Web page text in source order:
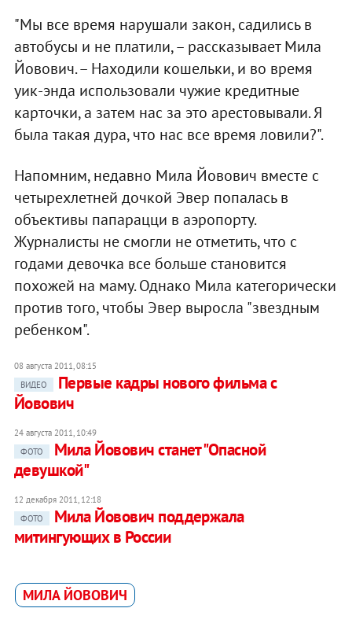
"Мы все время нарушали закон, садились в
автобусы и не платили, – рассказывает Мила
Йовович. – Находили кошельки, и во время
уик-энда использовали чужие кредитные
карточки, а затем нас за это арестовывали. Я
была такая дура, что нас все время ловили?".
Напомним, недавно Мила Йовович вместе с
четырехлетней дочкой Эвер попалась в
объективы папарацци в аэропорту.
Журналисты не смогли не отметить, что с
годами девочка все больше становится
похожей на маму. Однако Мила категорически
против того, чтобы Эвер выросла "звездным
ребенком".
08 августа 2011, 08:15
ВИДЕО
Первые кадры нового фильма с
Йовович
24 августа 2011, 10:49
ФОТО
Мила Йовович станет "Опасной
девушкой"
12 декабря 2011, 12:18
ФОТО
Мила Йовович поддержала
митингующих в России
МИЛА ЙОВОВИЧ